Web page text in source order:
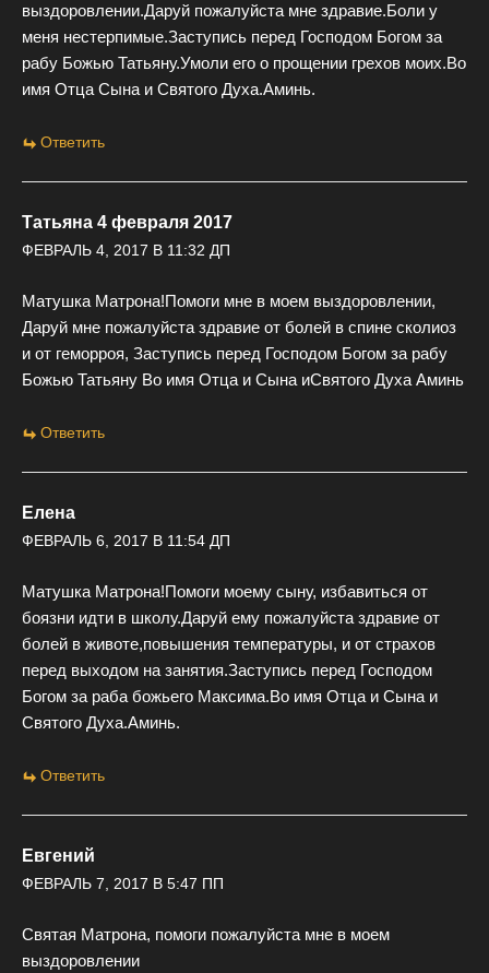
выздоровлении.Даруй пожалуйста мне здравие.Боли у
меня нестерпимые.Заступись перед Господом Богом за
рабу Божью Татьяну.Умоли его о прощении грехов моих.Во
имя Отца Сына и Святого Духа.Аминь.
Ответить
Татьяна 4 февраля 2017
ФЕВРАЛЬ 4, 2017 В 11:32 ДП
Матушка Матрона!Помоги мне в моем выздоровлении,
Даруй мне пожалуйста здравие от болей в спине сколиоз
и от геморроя, Заступись перед Господом Богом за рабу
Божью Татьяну Во имя Отца и Сына иСвятого Духа Аминь
Ответить
Елена
ФЕВРАЛЬ 6, 2017 В 11:54 ДП
Матушка Матрона!Помоги моему сыну, избавиться от
боязни идти в школу.Даруй ему пожалуйста здравие от
болей в животе,повышения температуры, и от страхов
перед выходом на занятия.Заступись перед Господом
Богом за раба божьего Максима.Во имя Отца и Сына и
Святого Духа.Аминь.
Ответить
Евгений
ФЕВРАЛЬ 7, 2017 В 5:47 ПП
Святая Матрона, помоги пожалуйста мне в моем
выздоровлении